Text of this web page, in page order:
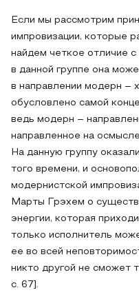
Если мы рассмотрим
импровизации, которые
найдем четкое отличие
в данной группе она
в направлении модерн –
обусловлено самой
ведь модерн –
направленное на
На данную группу
того времени, и
модернистской
Марты Грэхем о
энергии, которая
только исполнитель
ее во всей
никто другой не сможет
с. 67].